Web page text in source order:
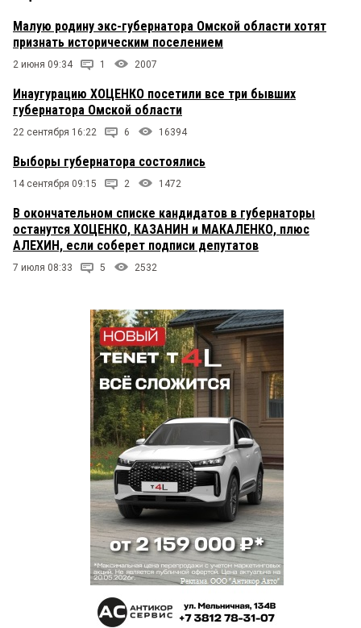
Малую родину экс-губернатора Омской области хотят
признать историческим поселением
2 июня 09:34 1 2007
Инаугурацию ХОЦЕНКО посетили все три бывших
губернатора Омской области
22 сентября 16:22 6 16394
Выборы губернатора состоялись
14 сентября 09:15 2 1472
В окончательном списке кандидатов в губернаторы
останутся ХОЦЕНКО, КАЗАНИН и МАКАЛЕНКО, плюс
АЛЕХИН, если соберет подписи депутатов
7 июля 08:33 5 2532